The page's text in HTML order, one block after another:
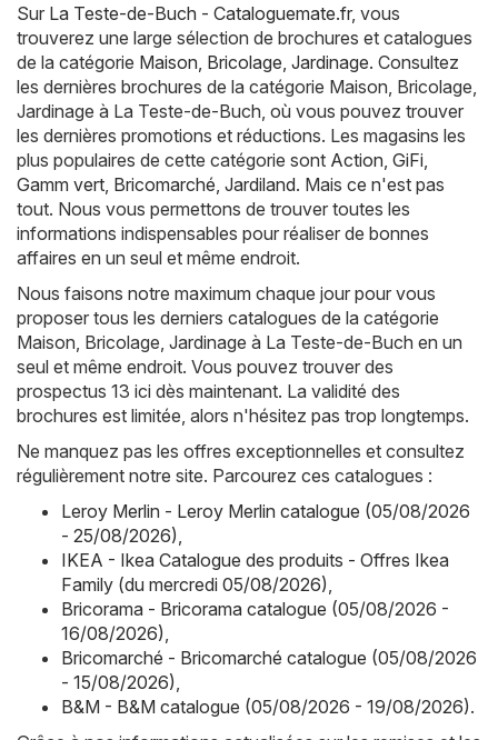
Sur La Teste-de-Buch - Cataloguemate.fr, vous
trouverez une large sélection de brochures et catalogues
de la catégorie Maison, Bricolage, Jardinage. Consultez
les dernières brochures de la catégorie Maison, Bricolage,
Jardinage à La Teste-de-Buch, où vous pouvez trouver
les dernières promotions et réductions. Les magasins les
plus populaires de cette catégorie sont Action GiFi
Gamm vert Bricomarché Jardiland. Mais ce n'est pas
tout. Nous vous permettons de trouver toutes les
informations indispensables pour réaliser de bonnes
affaires en un seul et même endroit.
Nous faisons notre maximum chaque jour pour vous
proposer tous les derniers catalogues de la catégorie
Maison, Bricolage, Jardinage à La Teste-de-Buch en un
seul et même endroit. Vous pouvez trouver des
prospectus 13 ici dès maintenant. La validité des
brochures est limitée, alors n'hésitez pas trop longtemps.
Ne manquez pas les offres exceptionnelles et consultez
régulièrement notre site. Parcourez ces catalogues :
Leroy Merlin - Leroy Merlin catalogue (05/08/2026
- 25/08/2026)
IKEA - Ikea Catalogue des produits - Offres Ikea
Family (du mercredi 05/08/2026)
Bricorama - Bricorama catalogue (05/08/2026 -
16/08/2026)
Bricomarché - Bricomarché catalogue (05/08/2026
- 15/08/2026)
B&M - B&M catalogue (05/08/2026 - 19/08/2026).